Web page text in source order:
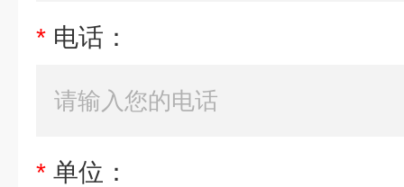
* 电话：
* 单位：